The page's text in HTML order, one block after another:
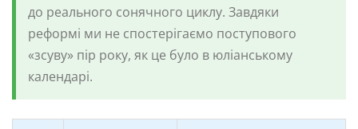
до реального сонячного циклу. Завдяки
реформі ми не спостерігаємо поступового
«зсуву» пір року, як це було в юліанському
календарі.